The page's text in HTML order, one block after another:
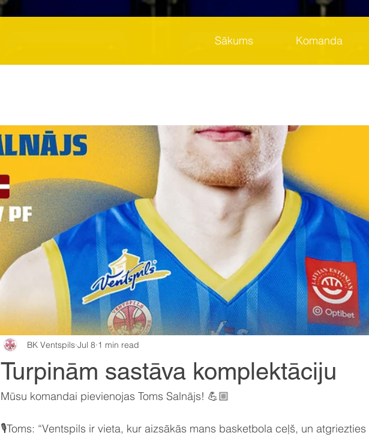
Sākums Komanda
Turpinām sastāva komplektāciju
BK Ventspils Jul 8 1 min read
Mūsu komandai pievienojas Toms Salnājs! 💪🏼
🎙️Toms: “Ventspils ir vieta, kur aizsākās mans basketbola ceļš, un